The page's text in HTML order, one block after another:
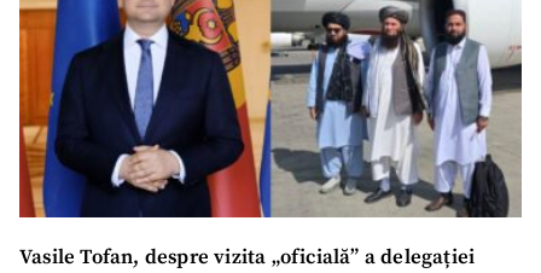
Vasile Tofan, despre vizita „oficială” a delegației